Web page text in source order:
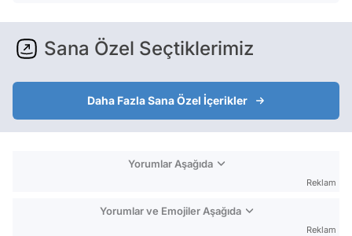
Sana Özel Seçtiklerimiz
Daha Fazla Sana Özel İçerikler
Yorumlar Aşağıda
Reklam
Yorumlar ve Emojiler Aşağıda
Reklam